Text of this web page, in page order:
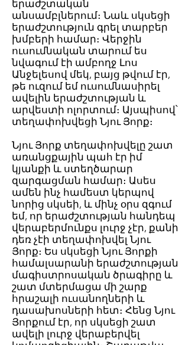
երաժշտական
անսամբլներում։ Նաև սկսեցի
երաժշտություն գրել տարբեր
խմբերի համար։ Վերջին
ուսումնական տարում ես
նվագում էի ամբողջ Լոս
Անջելեսով մեկ, բայց թվում էր,
թե ուզում եմ ուսումնասիրել
ավելին երաժշտության և
արվեստի ոլորտում։ Այսպիսով՝
տեղափոխվեցի Նյու Յորք։
Նյու Յորք տեղափոխվելը շատ
առանցքային պահ էր իմ
կյանքի և ստեղծարար ​​
զարգացման համար։ Ասես
ամեն ինչ համեստ կերպով
նորից սկսեի, և մինչ օրս զգում
եմ, որ երաժշտության հանդեպ
վերաբերմունքս լուրջ չէր, քանի
դեռ չէի տեղափոխվել Նյու
Յորք։ Ես սկսեցի Նյու Յորքի
համալսարանի երաժշտության
մագիստրոսական ​​ծրագիրը և
շատ մտերմացա մի շարք
հրաշալի ուսանողների և
դասախոսների հետ։ Հենց Նյու
Յորքում էր, որ սկսեցի շատ
ավելի լուրջ վերաբերվել